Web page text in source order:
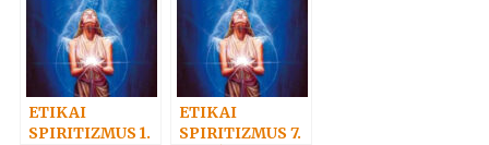
KÖNYÖRÜLETR
ETIKAI
SPIRITIZMUS 1.
ETIKAI
SPIRITIZMUS 7.